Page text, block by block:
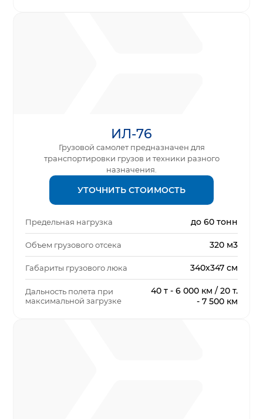
ИЛ-76
Грузовой самолет предназначен для
транспортировки грузов и техники разного
назначения.
УТОЧНИТЬ СТОИМОСТЬ
Предельная нагрузка до 60 тонн
Объем грузового отсека 320 м3
Габариты грузового люка 340х347 см
Дальность полета при
максимальной загрузке
40 т - 6 000 км / 20 т.
- 7 500 км